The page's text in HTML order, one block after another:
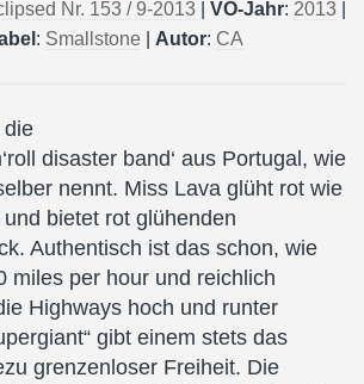
Nr. 153 / 9-2013 VÖ-Jahr: 2013
: Smallstone Autor: CA
die
disaster band‘ aus Portugal, wie
nennt. Miss Lava glüht rot wie
bietet rot glühenden
Authentisch ist das schon, wie
miles per hour und reichlich
Highways hoch und runter
gibt einem stets das
grenzenloser Freiheit. Die